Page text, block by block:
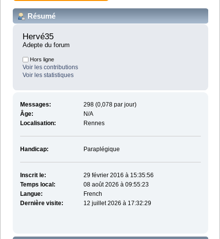
Résumé
Hervé35
Adepte du forum
Hors ligne
Voir les contributions
Voir les statistiques
Messages:
298 (0,078 par jour)
Âge:
N/A
Localisation:
Rennes
Handicap: Paraplégique
Inscrit le:
29 février 2016 à 15:35:56
Temps local:
08 août 2026 à 09:55:23
Langue:
French
Dernière visite:
12 juillet 2026 à 17:32:29